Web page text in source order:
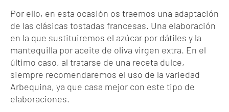
Por ello, en esta ocasión os traemos una adaptación
de las clásicas tostadas francesas. Una elaboración
en la que sustituiremos el azúcar por dátiles y la
mantequilla por aceite de oliva virgen extra. En el
último caso, al tratarse de una receta dulce,
siempre recomendaremos el uso de la variedad
Arbequina, ya que casa mejor con este tipo de
elaboraciones.